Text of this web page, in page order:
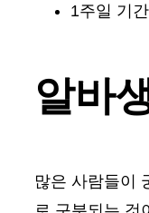
1주일 기
알바
많은 사람들이